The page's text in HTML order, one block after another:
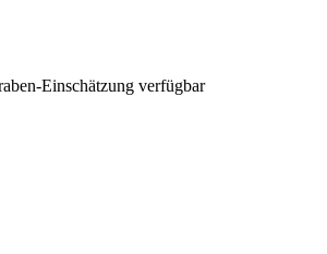
Einschätzung verfügbar